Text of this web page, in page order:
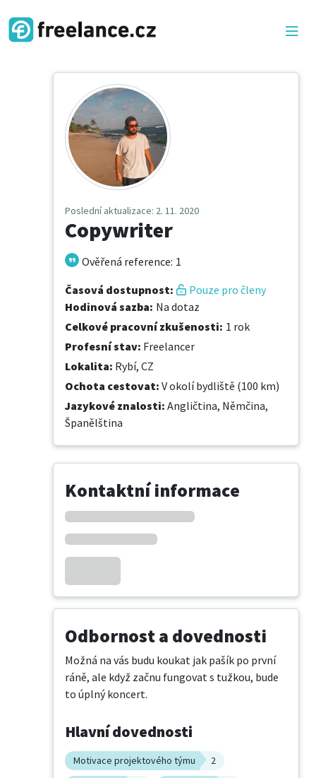
Poslední aktualizace: 2. 11. 2020
Copywriter
Ověřená reference: 1
Časová dostupnost:
Pouze pro členy
Hodinová sazba: Na dotaz
Celkové pracovní zkušenosti: 1 rok
Profesní stav: Freelancer
Lokalita: Rybí, CZ
Ochota cestovat: V okolí bydliště (100 km)
Jazykové znalosti: Angličtina, Němčina,
Španělština
Kontaktní informace
Odbornost a dovednosti
Možná na vás budu koukat jak pašík po první
ráně, ale když začnu fungovat s tužkou, bude
to úplný koncert.
Hlavní dovednosti
Motivace projektového týmu
2